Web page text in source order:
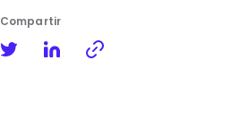
Compartir